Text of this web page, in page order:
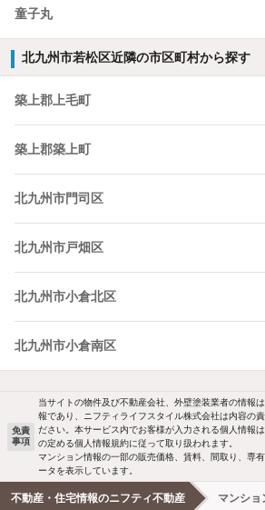
童子丸
北九州市若松区近隣の市区町村から探す
築上郡上毛町
築上郡築上町
北九州市門司区
北九州市戸畑区
北九州市小倉北区
北九州市小倉南区
免責
事項
当サイトの物件及び不動産会社、外壁塗装業者の情報
報であり、ニフティライフスタイル株式会社は内容の
ださい。本サービス内でお客様が入力される個人情報
の定める個人情報規約に従って取り扱われます。
マンション情報の一部の販売価格、賃料、間取り、専
ータを表示しています。
不動産・住宅情報のニフティ不動産 マンショ